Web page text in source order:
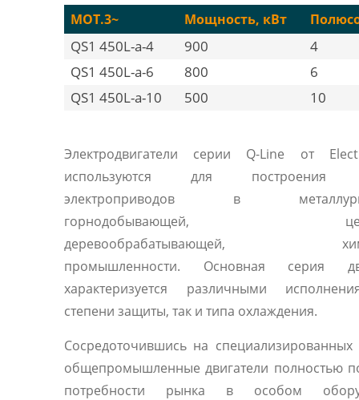
MOT.3~ Мощность, кВт
QS1 450L-a-4 900
4
QS1 450L-a-6
800
6
QS1 450L-a-10
500 10
Электродвигатели серии Q-Line от
используются для построения
электроприводов в
горнодобывающей,
деревообрабатывающей,
промышленности. Основная серия
характеризуется различными
степени защиты, так и типа охлаждения.
Сосредоточившись на специализированных
общепромышленные двигатели полностью
потребности рынка в особом